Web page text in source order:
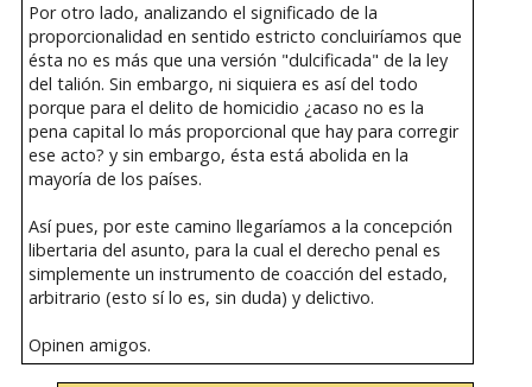
Por otro lado, analizando el significado de la
proporcionalidad en sentido estricto concluiríamos que
ésta no es más que una versión "dulcificada" de la ley
del talión. Sin embargo, ni siquiera es así del todo
porque para el delito de homicidio ¿acaso no es la
pena capital lo más proporcional que hay para corregir
ese acto? y sin embargo, ésta está abolida en la
mayoría de los países.
Así pues, por este camino llegaríamos a la concepción
libertaria del asunto, para la cual el derecho penal es
simplemente un instrumento de coacción del estado,
arbitrario (esto sí lo es, sin duda) y delictivo.
Opinen amigos.